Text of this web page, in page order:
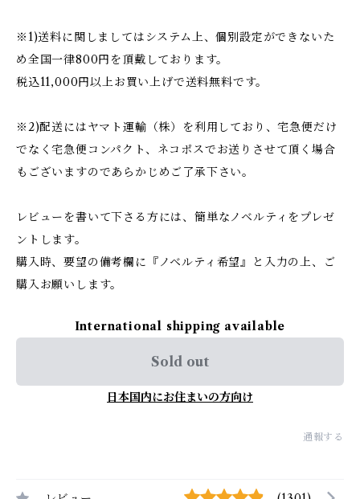
※1)送料に関しましてはシステム上、個別設定ができないた
め全国一律800円を頂戴しております。
税込11,000円以上お買い上げで送料無料です。
※2)配送にはヤマト運輸（株）を利用しており、宅急便だけ
でなく宅急便コンパクト、ネコポスでお送りさせて頂く場合
もございますのであらかじめご了承下さい。
レビューを書いて下さる方には、簡単なノベルティをプレゼ
ントします。
購入時、要望の備考欄に『ノベルティ希望』と入力の上、ご
購入お願いします。
International shipping available
Sold out
日本国内にお住まいの方向け
通報する